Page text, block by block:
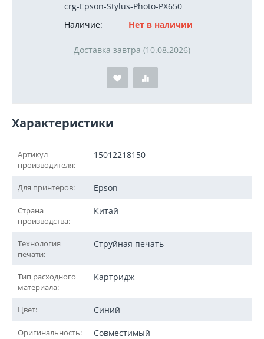
crg-Epson-Stylus-Photo-PX650
Наличие:
Нет в наличии
Доставка завтра (10.08.2026)
Характеристики
Артикул
производителя:
15012218150
Для принтеров: Epson
Страна
производства:
Китай
Технология
печати:
Струйная печать
Тип расходного
материала:
Картридж
Цвет: Синий
Оригинальность: Совместимый